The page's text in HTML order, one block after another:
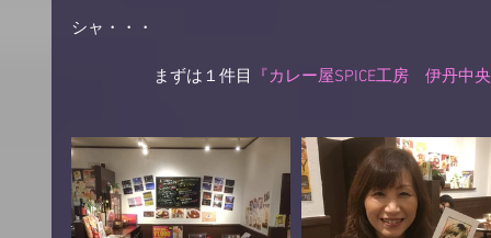
シャ・・・
まずは１件目 『カレー屋SPICE工房　伊丹中